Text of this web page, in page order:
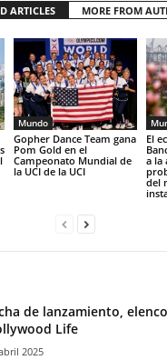
ARTICLES MORE FROM
Mundo
Gopher Dance Team gana
Pom Gold en el
Campeonato Mundial de
la UCI de la UCI
El
a la
del
de lanzamiento,
Life
2025